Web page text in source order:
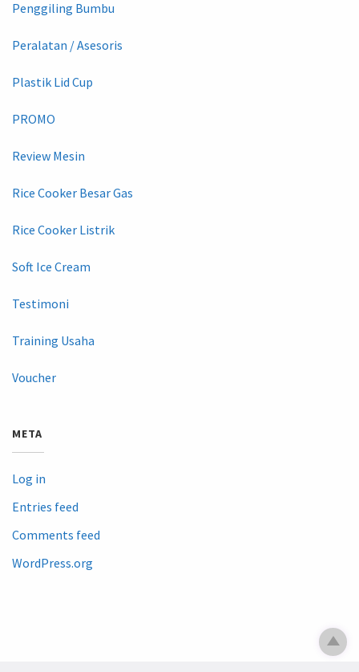
Penggiling Bumbu
Peralatan / Asesoris
Plastik Lid Cup
PROMO
Review Mesin
Rice Cooker Besar Gas
Rice Cooker Listrik
Soft Ice Cream
Testimoni
Training Usaha
Voucher
META
Log in
Entries feed
Comments feed
WordPress.org